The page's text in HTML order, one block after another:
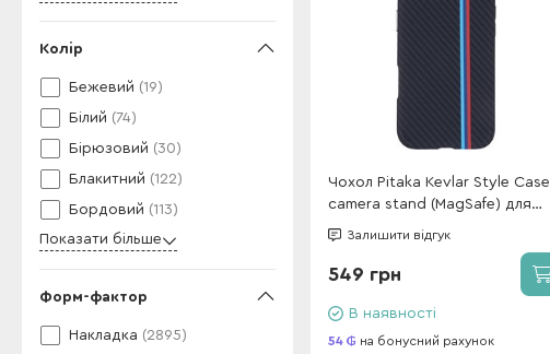
Колір
Бежевий (19)
Білий (74)
Бірюзовий (30)
Блакитний (122)
Бордовий (113)
Показати більше
Форм-фактор
Накладка (2895)
Чохол Pitaka Kevlar Style Case
camera stand (MagSafe) для
iPhone 17 Air Charcoal Classic
Залишити відгук
549 грн
В наявності
54 на бонусний рахунок